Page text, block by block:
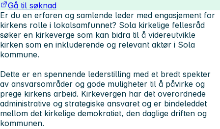
Gå til søknad
Er du en erfaren og samlende leder med engasjement for
kirkens rolle i lokalsamfunnet? Sola kirkelige fellesråd
søker en kirkeverge som kan bidra til å videreutvikle
kirken som en inkluderende og relevant aktør i Sola
kommune.
Dette er en spennende lederstilling med et bredt spekter
av ansvarsområder og gode muligheter til å påvirke og
prege kirkens arbeid. Kirkevergen har det overordnede
administrative og strategiske ansvaret og er bindeleddet
mellom det kirkelige demokratiet, den daglige driften og
kommunen.